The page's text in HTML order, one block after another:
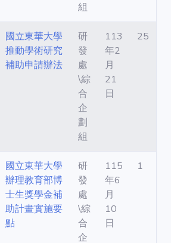
組
國立東華大學
推動學術研究
補助申請辦法
研
發
處
\綜
合
企
劃
組
113
年2
月
21
日
25
國立東華大學
辦理教育部博
士生獎學金補
助計畫實施要
點
研
發
處
\綜
合
企
115
年6
月
10
日
1